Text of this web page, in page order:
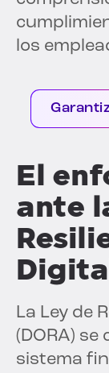
los
El
ante
La Ley de
(DORA) se
sistema